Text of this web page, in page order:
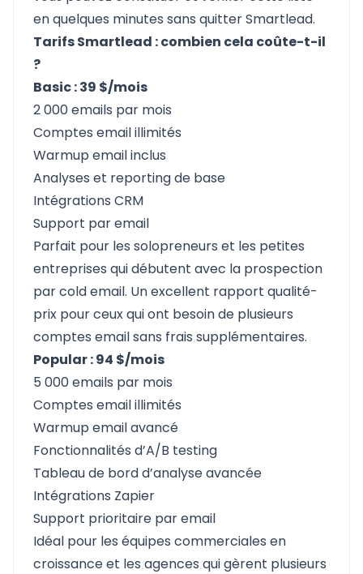
en quelques minutes sans quitter Smartlead.
Tarifs Smartlead : combien cela coûte-t-il
?
Basic : 39 $/mois
2 000 emails par mois
Comptes email illimités
Warmup email inclus
Analyses et reporting de base
Intégrations CRM
Support par email
Parfait pour les solopreneurs et les petites
entreprises qui débutent avec la prospection
par cold email. Un excellent rapport qualité-
prix pour ceux qui ont besoin de plusieurs
comptes email sans frais supplémentaires.
Popular : 94 $/mois
5 000 emails par mois
Comptes email illimités
Warmup email avancé
Fonctionnalités d’A/B testing
Tableau de bord d’analyse avancée
Intégrations Zapier
Support prioritaire par email
Idéal pour les équipes commerciales en
croissance et les agences qui gèrent plusieurs